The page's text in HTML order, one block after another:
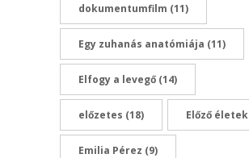
dokumentumfilm (11)
Egy zuhanás anatómiája (11)
Elfogy a levegő (14)
előzetes (18) Előző életek
Emilia Pérez (9)